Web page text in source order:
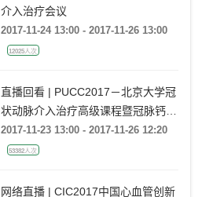
介入治疗会议
2017-11-24 13:00 - 2017-11-26 13:00
12025人次
直播回看 | PUCC2017－北京大学冠
状动脉介入治疗高级课程暨冠脉钙化
病变介入治疗高峰论坛
2017-11-23 13:00 - 2017-11-26 12:20
53382人次
网络直播 | CIC2017中国心血管创新